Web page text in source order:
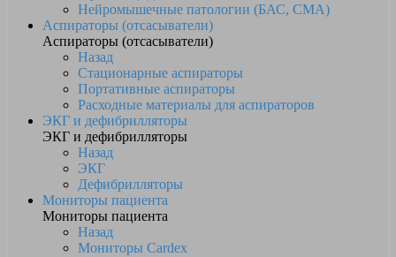
Нейромышечные патологии (БАС, СМА)
Аспираторы (отсасыватели)
Аспираторы (отсасыватели)
Назад
Стационарные аспираторы
Портативные аспираторы
Расходные материалы для аспираторов
ЭКГ и дефибрилляторы
ЭКГ и дефибрилляторы
Назад
ЭКГ
Дефибрилляторы
Мониторы пациента
Мониторы пациента
Назад
Мониторы Cardex